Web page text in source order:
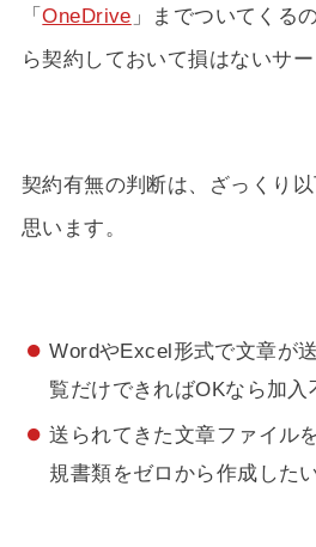
「OneDrive 」までついてくる
ら契約しておいて損はないサー
契約有無の判断は、ざっくり
思います。
WordやExcel形式で文章が
覧だけできればOKなら加入
送られてきた文章ファイル
規書類をゼロから作成した